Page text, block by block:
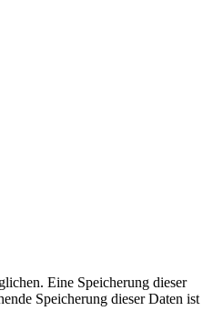
Eine Speicherung dieser
Speicherung dieser Daten ist